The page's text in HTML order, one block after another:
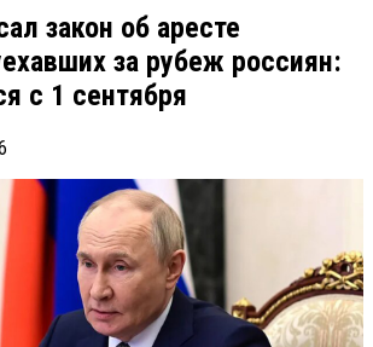
закон об аресте
за рубеж россиян:
с 1 сентября